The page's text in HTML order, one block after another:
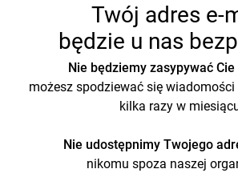
Twój adres e-
będzie u nas
Nie będziemy zasypywać
możesz spodziewać się wiadomości
kilka razy w
Nie udostępnimy Twojego
nikomu spoza naszej